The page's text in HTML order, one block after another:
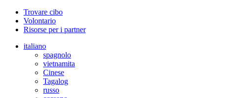
Trovare cibo
Volontario
Risorse per i partner
italiano
spagnolo
vietnamita
Cinese
Tagalog
russo